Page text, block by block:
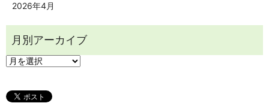
2026年4月